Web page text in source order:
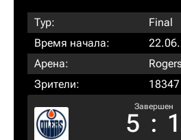
Тур:
Final
Время начала:
Арена:
Зрители:
18347
Завершен
5 : 1